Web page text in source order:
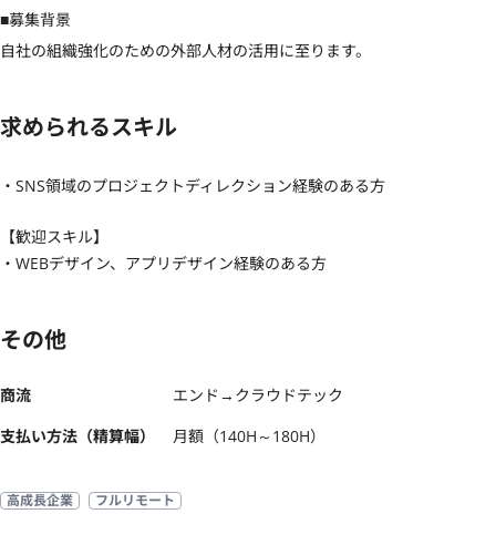
■募集背景
自社の組織強化のための外部人材の活用に至ります。
求められるスキル
・SNS領域のプロジェクトディレクション経験のある方
【歓迎スキル】
・WEBデザイン、アプリデザイン経験のある方
その他
商流
エンド→クラウドテック
支払い方法（精算幅）
月額（140H～180H）
高成長企業 フルリモート